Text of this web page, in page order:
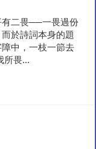
有二畏──一畏過份
於詩詞本身的題
中，一枝一節去
所畏...